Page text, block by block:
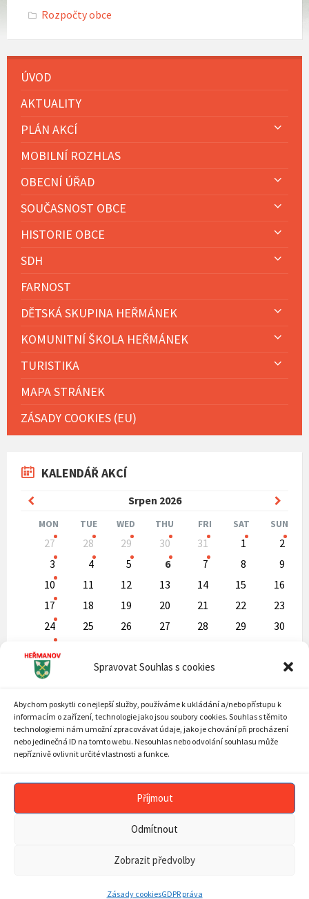
Spravovat Souhlas s cookies
Abychom poskytli co nejlepší služby, používáme k ukládání a/nebo přístupu k
informacím o zařízení, technologie jako jsou soubory cookies. Souhlas s těmito
technologiemi nám umožní zpracovávat údaje, jako je chování při procházení
nebo jedinečná ID na tomto webu. Nesouhlas nebo odvolání souhlasu může
nepříznivě ovlivnit určité vlastnosti a funkce.
Příjmout
Odmítnout
Zobrazit předvolby
Zásady cookiesGDPR práva
Rozpočty obce
ÚVOD
AKTUALITY
PLÁN AKCÍ
MOBILNÍ ROZHLAS
OBECNÍ ÚŘAD
SOUČASNOST OBCE
HISTORIE OBCE
SDH
FARNOST
DĚTSKÁ SKUPINA HEŘMÁNEK
KOMUNITNÍ ŠKOLA HEŘMÁNEK
TURISTIKA
MAPA STRÁNEK
ZÁSADY COOKIES (EU)
KALENDÁŘ AKCÍ
Srpen 2026
Previous
Month
MON TUE WED THU FRI SAT SUN
calendar
27 28 29 30 31 1
2
3
4 5 6 7 8
9
10
11 12 13 14 15
16
17
18 19 20 21 22
23
24
25 26 27 28 29
30
Back
days
ARCHIV AKTUALIT
ARCHIV
AKTUALIT